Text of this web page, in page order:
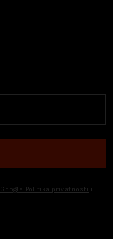
Google Politika privatnosti i